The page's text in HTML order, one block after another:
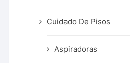
Cuidado De Pisos
Aspiradoras